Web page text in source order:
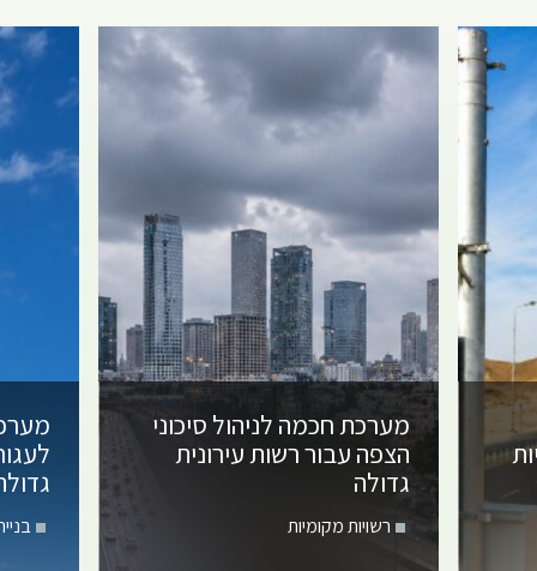
מערכת חכמה לניהול סיכוני
הצפה עבור רשות עירונית
גדולה
רשויות מקומיות